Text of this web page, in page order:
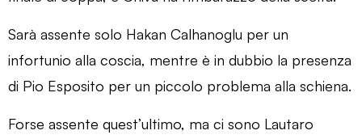
Sarà assente solo Hakan Calhanoglu per un
infortunio alla coscia, mentre è in dubbio la presenza
di Pio Esposito per un piccolo problema alla schiena.
Forse assente quest’ultimo, ma ci sono Lautaro